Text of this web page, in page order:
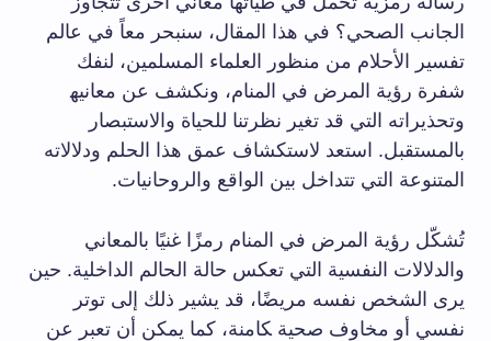
الجانب الصحي؟ في هذا المقال، سنبحر معاً في عالم
تفسير الأحلام ⁢من منظور العلماء ‌المسلمين، لنفك
شفرة رؤية المرض في المنام، ونكشف عن معانيه‍
وتحذيراته‌ التي قد تغير نظرتنا للحياة والاستبصار
بالمستقبل. استعد لاستكشاف ‌عمق هذا الحلم ودلالاته
المتنوعة التي تتداخل بين الواقع والروحانيات.
تُشكّل رؤية المرض في المنام رمزًا غنيًا بالمعاني
والدلالات النفسية التي تعكس حالة الحالم⁢ الداخلية. حين
⁤يرى الشخص نفسه مريضًا، قد​ يشير ذلك إلى توتر
نفسي أو مخاوف صحية ‍كامنة، كما⁢ يمكن أن تعبر عن